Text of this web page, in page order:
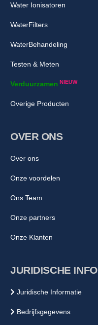
Water Ionisatoren
WaterFilters
WaterBehandeling
Testen & Meten
Verduurzamen NIEUW
Overige Producten
OVER ONS
Over ons
Onze voordelen
Ons Team
Onze partners
Onze Klanten
JURIDISCHE INFO
Juridische Informatie
Bedrijfsgegevens